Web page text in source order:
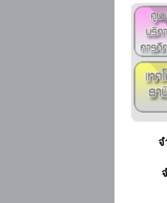
จำ
จ